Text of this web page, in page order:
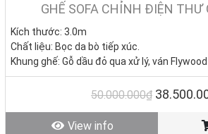
GHẾ SOFA CHỈNH ĐIỆN THƯ
Kích thước: 3.0m
Chất liệu: Bọc da bò tiếp xúc.
Khung ghế: Gỗ dầu đỏ qua xử lý, ván
Nệm ngồi: Mút D40 cao cấp
Giá KM: 38.500.000đ (Giá gốc: 50.000.000đ)
Tình trạng: Hàng mới - Còn hàng
50.000.000₫
View info